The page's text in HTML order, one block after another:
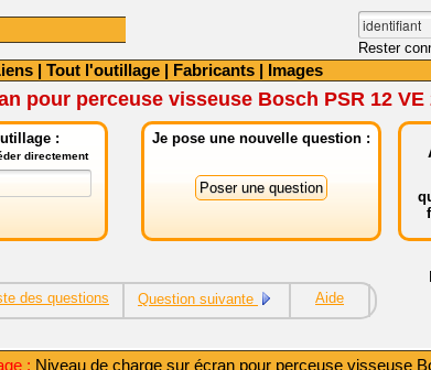
Rester
| Tout l'outillage | Fabricants | Images
pour perceuse visseuse Bosch PSR 12 VE
:
directement
Je pose une nouvelle question :
des questions Question suivante Aide
: Niveau de charge sur écran pour perceuse visseuse